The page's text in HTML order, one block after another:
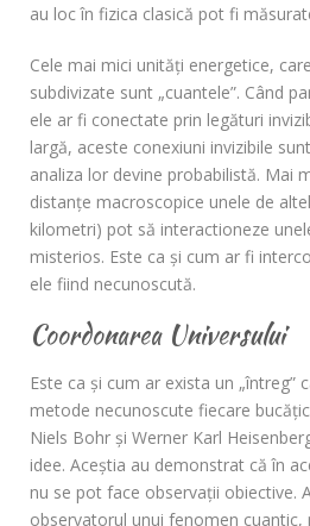
au loc în fizica clasică pot fi
Cele mai mici unităţi energetice,
subdivizate sunt „cuantele”. Când
ele ar fi conectate prin legături
largă, aceste conexiuni invizibile
analiza lor devine probabilistă. Mai
distanţe macroscopice unele de
kilometri) pot să interactioneze
misterios. Este ca şi cum ar fi
ele fiind necunoscută.
Coordonarea Universului
Este ca şi cum ar exista un „întreg”
metode necunoscute fiecare
Niels Bohr şi Werner Karl
idee. Aceștia au demonstrat că în
nu se pot face observaţii obiective.
observatorul unui fenomen cuantic,